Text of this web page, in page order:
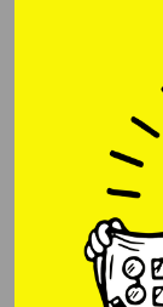
YODA-
LIBROS
S/.